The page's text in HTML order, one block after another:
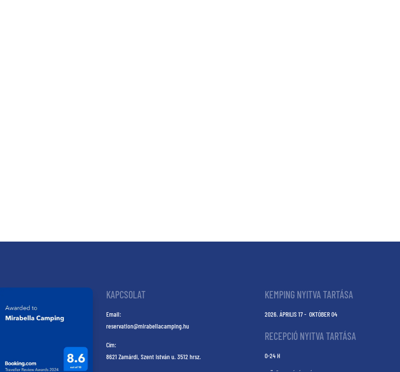
KAPCSOLAT
Email:
reservation@mirabellacamping.hu
Cím:
8621 Zamárdi, Szent István u. 3512 hrsz.
KEMPING NYITVA TARTÁSA
2026. ÁPRILIS 17 - OKTÓBER 04
RECEPCIÓ NYITVA TARTÁSA
0-24 H